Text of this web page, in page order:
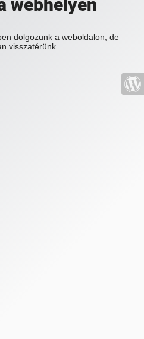
webhelyen
dolgozunk a weboldalon, de
visszatérünk.